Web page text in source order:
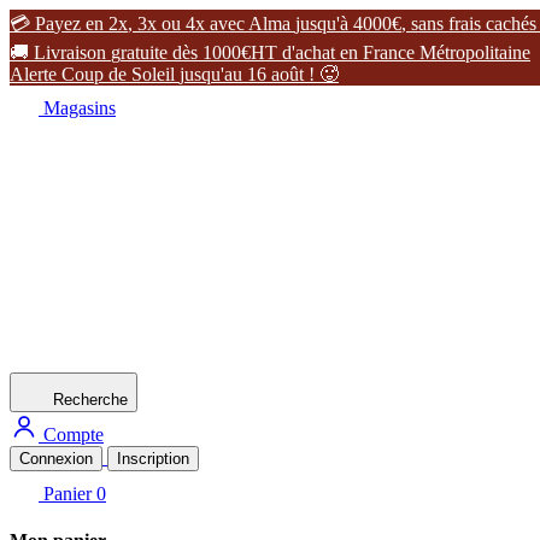
 Payez en 2x, 3x ou 4x avec Alma jusqu'à 4000€, sans frais cachés
 Livraison gratuite dès 1000€HT d'achat en France Métropolitaine
Alerte Coup de Soleil jusqu'au 16 août ! 
Magasins
Recherche
Compte
Connexion Inscription
Panier 0